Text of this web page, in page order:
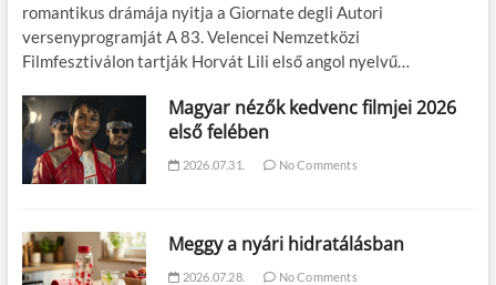
romantikus drámája nyitja a Giornate degli Autori
versenyprogramját A 83. Velencei Nemzetközi
Filmfesztiválon tartják Horvát Lili első angol nyelvű…
Magyar nézők kedvenc filmjei 2026
első felében
2026.07.31. No Comments
Meggy a nyári hidratálásban
2026.07.28. No Comments